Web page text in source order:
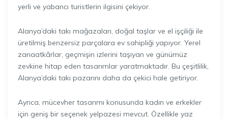
yerli ve yabancı turistlerin ilgisini çekiyor.
Alanya’daki takı mağazaları, doğal taşlar ve el işçiliği ile
üretilmiş benzersiz parçalara ev sahipliği yapıyor. Yerel
zanaatkârlar, geçmişin izlerini taşıyan ve günümüz
zevkine hitap eden tasarımlar yaratmaktadır. Bu çeşitlilik,
Alanya’daki takı pazarını daha da çekici hale getiriyor.
Ayrıca, mücevher tasarımı konusunda kadın ve erkekler
için geniş bir seçenek yelpazesi mevcut. Özellikle yaz